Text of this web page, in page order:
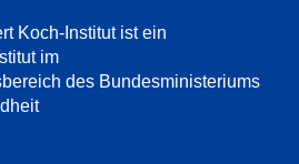
Koch-Institut ist ein
im
des Bundesministeriums